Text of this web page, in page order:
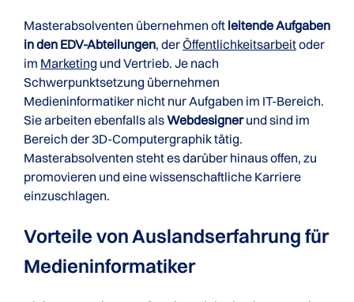
Masterabsolventen übernehmen oft leitende Aufgaben
in den EDV-Abteilungen, derÖffentlichkeitsarbeitoder
im Marketing und Vertrieb. Je nach
Schwerpunktsetzung übernehmen
Medieninformatiker nicht nur Aufgaben im IT-Bereich.
Sie arbeiten ebenfalls alsWebdesignerund sind im
Bereich der 3D-Computergraphik tätig.
Masterabsolventen steht es darüber hinaus offen, zu
promovieren und eine wissenschaftliche Karriere
einzuschlagen.
Vorteile von Auslandserfahrung für
Medieninformatiker